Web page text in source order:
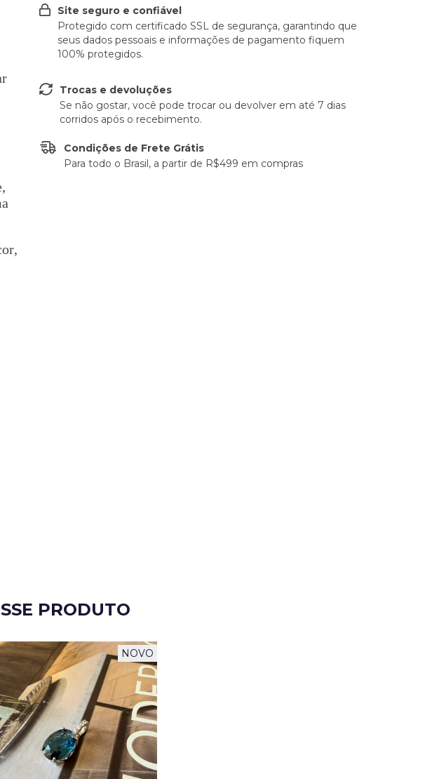
Site seguro e confiável
Protegido com certificado SSL de segurança, garantindo que
seus dados pessoais e informações de pagamento fiquem
100% protegidos.
Trocas e devoluções
Se não gostar, você pode trocar ou devolver em até 7 dias
corridos após o recebimento.
Condições de Frete Grátis
Para todo o Brasil, a partir de R$499 em compras
PRODUTO
NOVO